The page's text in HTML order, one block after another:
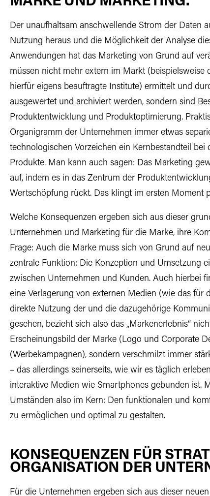
Der unaufhaltsam anschwellende Strom der Daten
Nutzung heraus und die Möglichkeit der Analyse
Anwendungen hat das Marketing von Grund auf
müssen nicht mehr extern im Markt
hierfür eigens beauftragte Institute) ermittelt und
ausgewertet und archiviert werden, sondern sind
Produktentwicklung und Produktoptimierung.
Organigramm der Unternehmen immer etwas
technologischen Vorzeichen ein Kernbestandteil
Produkte. Man kann auch sagen: Das Marketing
auf, indem es in das Zentrum der
Wertschöpfung rückt. Das klingt im ersten Moment
Welche Konsequenzen ergeben sich aus dieser
Unternehmen und Marketing für die Marke, ihre
Frage: Auch die Marke muss sich von Grund auf
zentrale Funktion: Die Konzeption und Umsetzung
zwischen Unternehmen und Kunden. Auch hierbei
eine Verlagerung von externen Medien (wie das für
direkte Nutzung der und die dazugehörige
gesehen, bezieht sich also das „Markenerlebnis“
Erscheinungsbild der Marke (Logo und Corporate
(Werbekampagnen), sondern verschmilzt immer
– das allerdings seinerseits, wie wir es täglich
interaktive Medien wie Smartphones gebunden ist.
Umständen also im Kern: Den funktionalen und
zu ermöglichen und optimal zu gestalten.
KONSEQUENZEN FÜR
ORGANISATION DER
Für die Unternehmen ergeben sich aus dieser